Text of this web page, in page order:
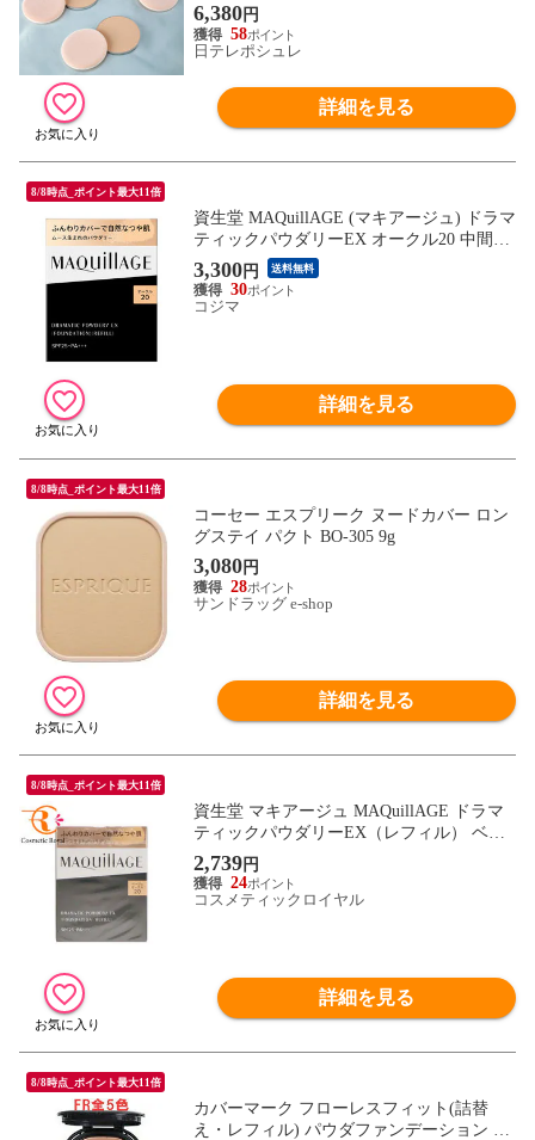
6,380円
58
日テレポシュレ
詳細を見る
8/8時点_ポイント最大11倍
資生堂 MAQuillAGE (マキアージュ) ドラマ
ティックパウダリーEX オークル20 中間的
な明るさ (9.3g)
3,300円 送料無料
30
コジマ
詳細を見る
8/8時点_ポイント最大11倍
コーセー エスプリーク ヌードカバー ロン
グステイ パクト BO-305 9g
3,080円
28
サンドラッグ e-shop
詳細を見る
8/8時点_ポイント最大11倍
資生堂 マキアージュ MAQuillAGE ドラマ
ティックパウダリーEX（レフィル） ベー
ジュオークル20
2,739円
24
コスメティックロイヤル
詳細を見る
8/8時点_ポイント最大11倍
カバーマーク フローレスフィット(詰替
え・レフィル) パウダファンデーション カ